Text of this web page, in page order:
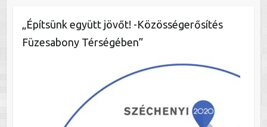
„Építsünk együtt jövőt! -Közösségerősítés
Füzesabony Térségében”